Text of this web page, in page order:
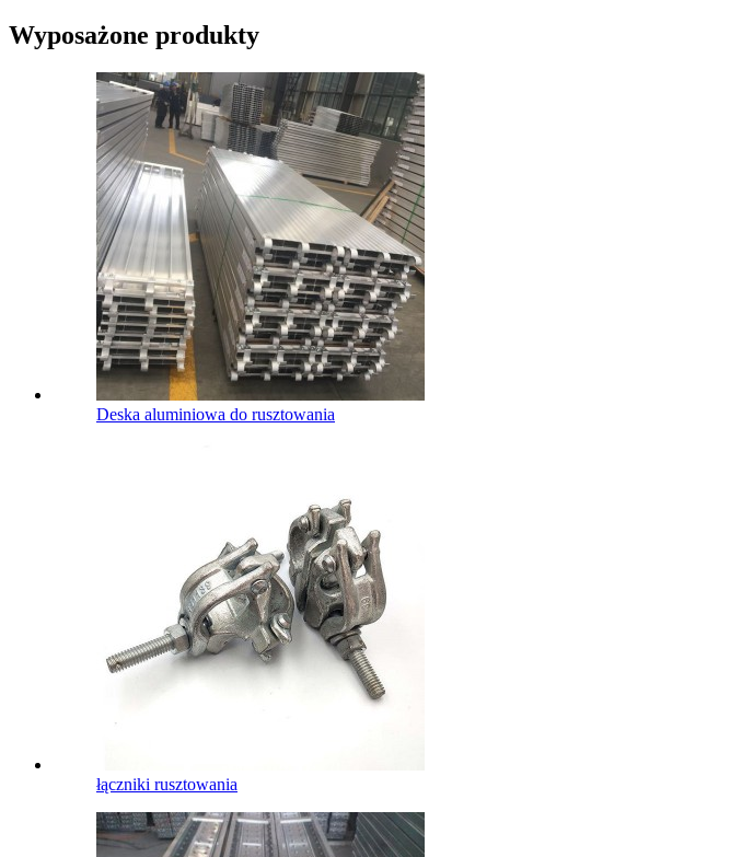
Wyposażone produkty
Deska aluminiowa do rusztowania
łączniki rusztowania